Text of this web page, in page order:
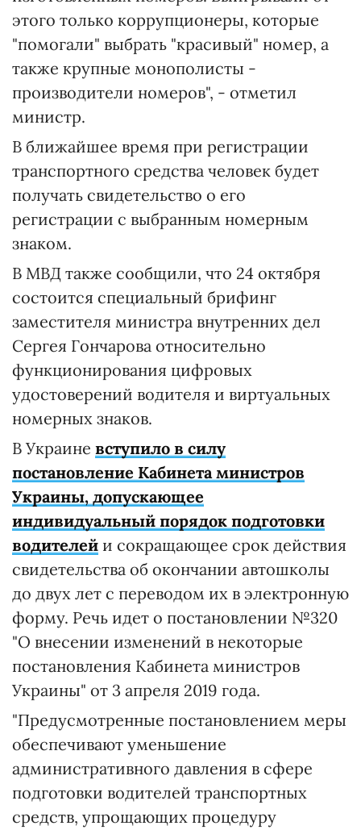
этого только коррупционеры, которые
"помогали" выбрать "красивый" номер, а
также крупные монополисты -
производители номеров", - отметил
министр.
В ближайшее время при регистрации
транспортного средства человек будет
получать свидетельство о его
регистрации с выбранным номерным
знаком.
В МВД также сообщили, что 24 октября
состоится специальный брифинг
заместителя министра внутренних дел
Сергея Гончарова относительно
функционирования цифровых
удостоверений водителя и виртуальных
номерных знаков.
В Украине вступило в силу
постановление Кабинета министров
Украины, допускающее
индивидуальный порядок подготовки
водителей и сокращающее срок действия
свидетельства об окончании автошколы
до двух лет с переводом их в электронную
форму. Речь идет о постановлении №320
"О внесении изменений в некоторые
постановления Кабинета министров
Украины" от 3 апреля 2019 года.
"Предусмотренные постановлением меры
обеспечивают уменьшение
административного давления в сфере
подготовки водителей транспортных
средств, упрощающих процедуру